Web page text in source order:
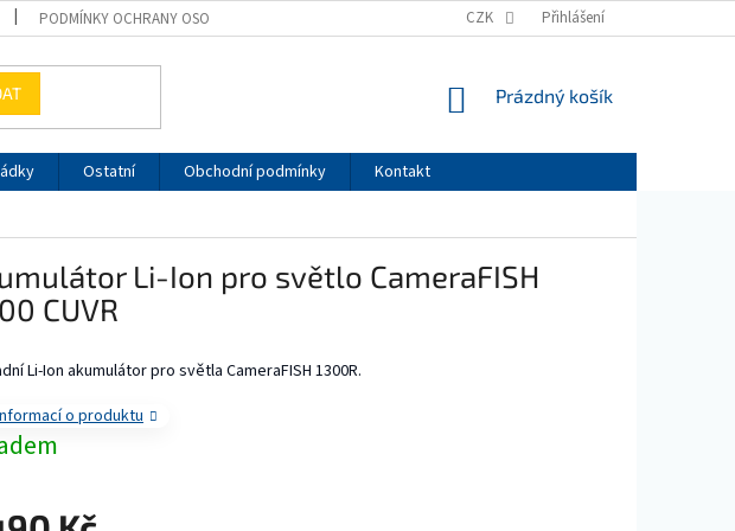
PODMÍNKY OCHRANY OSOBNÍCH ÚDAJŮ CZK Přihlášení
NÁKUPNÍ
Prázdný košík
Ostatní Obchodní podmínky
Kontakt
Li-Ion pro světlo CameraFISH
CUVR
Li-Ion akumulátor pro světla CameraFISH 1300R.
o produktu